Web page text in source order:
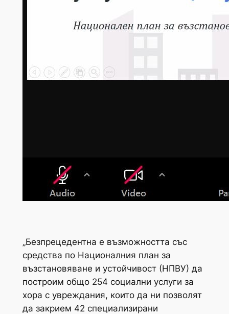
„Безпрецедентна е възможността със
средства по Националния план за
възстановяване и устойчивост (НПВУ) да
построим общо 254 социални услуги за
хора с увреждания, които да ни позволят
да закрием 42 специализирани